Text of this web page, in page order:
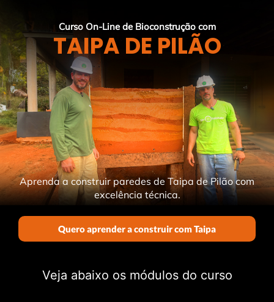
Curso On-Line de Bioconstrução com
TAIPA DE PILÃO
Aprenda a construir paredes de Taipa de Pilão com
excelência técnica.
Quero aprender a construir com Taipa
Veja abaixo os módulos do curso